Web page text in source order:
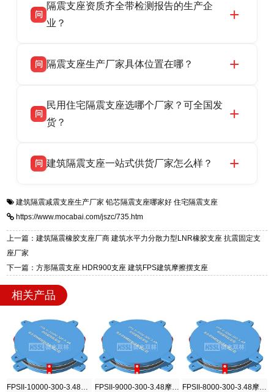
话：13323182312。
产厂家，可提供支座选型、图纸深化设计、现货
供货、现场安装指导一站式服务，主营
话：13323182312。
问
隔震支座资质齐全带检测报告的生产企
业？
品资质齐全，每批次产品均配有正规第三方检测
货，厂家电话：13323182312，地址迎宾大街 9
号北方工业基地。
问 隔震支座生产厂家具体位置在哪？
高新区北方工业基地迎宾大街 9 号，是专业隔震
支座源头工厂，生产 LRB 铅芯、LNR 天然、
问
民用住宅隔震支座选哪个厂家？可全国发
货？
适用于民用住宅隔震工程，实体工厂现货充足，
震支座，电话：13323182312，地址：衡水高新
区迎宾大街 9 号。
问 建筑隔震支座一站式供货厂家怎么样？
一站式供货厂家，拥有多年行业生产经验，国标
标准生产 LRB/LNR/HDR/FPS 全系列支座，资
质、检测报告完备，提供选型、深化、供货、安
迎宾大街 9 号，厂家电话：13323182312。
建筑隔震减震支座生产厂家 铅芯隔震支座哪家好 住宅隔震支座
https://www.mocabai.com/jszc/735.htm
上一篇：建筑隔震橡胶支座厂商 建筑水平力分散力型LNR橡胶支座 抗震固定支
座厂家
下一篇：方形隔震支座 HDR900支座 建筑FPS建筑摩擦摆支座
相关产品
FPSII-9000-300-3.48摩擦摆隔震支座